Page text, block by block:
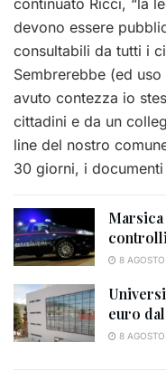
devono essere
consultabili da tutti i
Sembrerebbe (ed
avuto contezza io
cittadini e da un
line del nostro
30 giorni, i documenti
8
euro
8